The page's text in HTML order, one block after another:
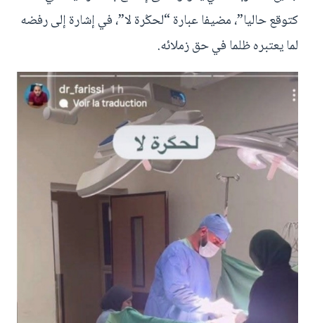
كتوقع حاليا”، مضيفا عبارة “لحݣرة لا”، في إشارة إلى رفضه
لما يعتبره ظلما في حق زملائه.